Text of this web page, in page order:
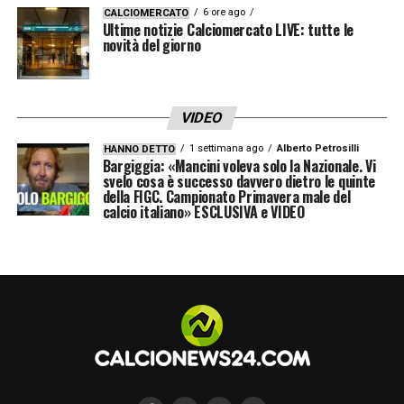
LEGGI QUI – Baroni dopo Torino Milan: «Sul
gol del 3-2 avevamo fatto il cambio ma non
abbiamo avuto il tempo. C’è da continuare
LA PLAYLIST DELLE NOSTRE TOP NEWS
CALCIOMERCATO 6 ore ago
Ultime notizie Calciomercato LIVE: tutte le
novità del giorno
VIDEO
HANNO DETTO 1 settimana ago Alberto Petrosilli
Bargiggia: «Mancini voleva solo la Nazionale. Vi
svelo cosa è successo davvero dietro le quinte
della FIGC. Campionato Primavera male del
calcio italiano» ESCLUSIVA e VIDEO